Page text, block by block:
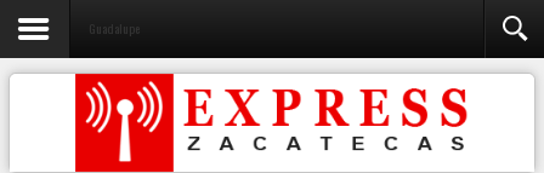
Guadalupe